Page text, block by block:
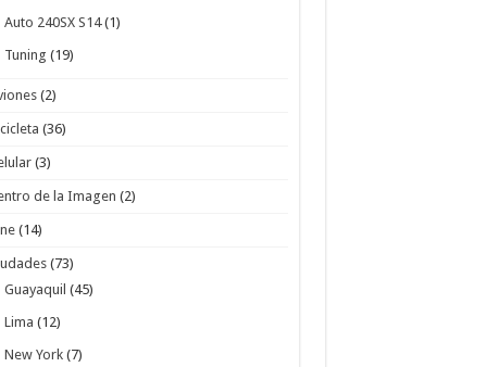
Auto 240SX S14(1)
Tuning (19)
(2)
(36)
(3)
de la Imagen (2)
(14)
(73)
Guayaquil (45)
Lima (12)
New York (7)